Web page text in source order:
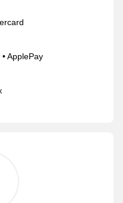
ApplePay